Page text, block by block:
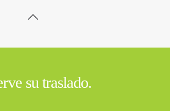
su traslado.